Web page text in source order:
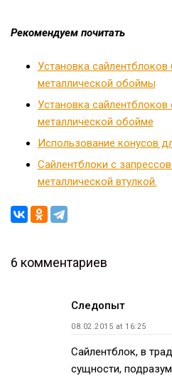
Рекомендуем почитать
Установка сайлентблоков
металлической обоймы
Установка
металлической обойме
Использование конусов
Сайлентблоки с
металлической втулкой.
Навигация
6 комментариев
Следопыт
08.02.2015 at 16:25
Сайлентблок, в
сущности,